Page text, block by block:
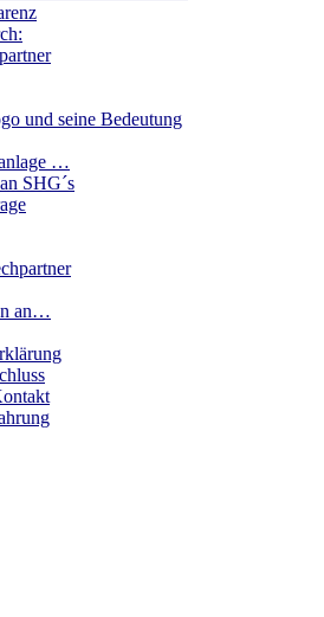
und seine Bedeutung
…
SHG´s
an…